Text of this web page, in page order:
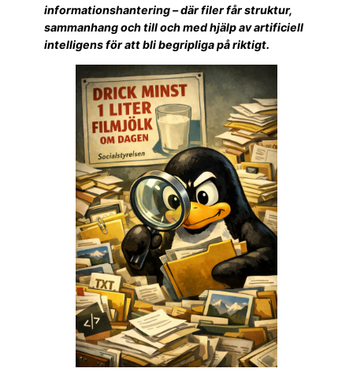
informationshantering – där filer får struktur,
sammanhang och till och med hjälp av artificiell
intelligens för att bli begripliga på riktigt.